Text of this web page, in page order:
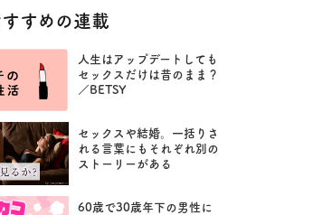
すめの連載
人生はアップデートしても
セックスだけは昔のまま？
／BETSY
セックスや結婚。一括りさ
れる言葉にもそれぞれ別の
ストーリーがある
60歳で30歳年下の男性に